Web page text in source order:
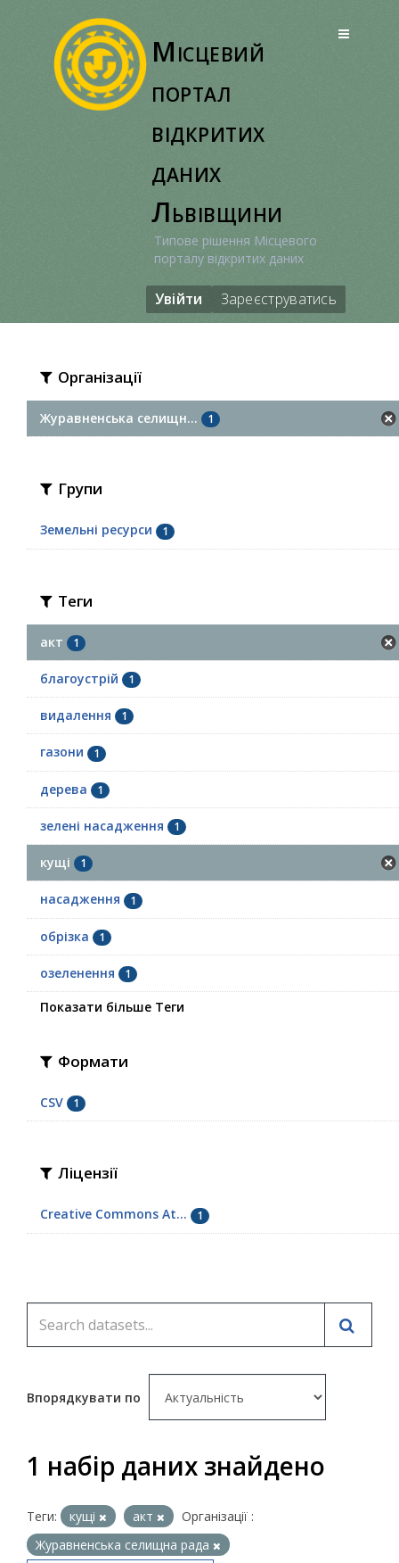
Місцевий
портал
відкритих
даних
Львівщини
Типове рішення Місцевого
порталу відкритих даних
Увійти Зареєструватись
Організації
Журавненська селищн... 1
Групи
Земельні ресурси 1
Теги
акт 1
благоустрій 1
видалення 1
газони 1
дерева 1
зелені насадження 1
кущі 1
насадження 1
обрізка 1
озеленення 1
Показати більше Теги
Формати
CSV 1
Ліцензії
Creative Commons At... 1
Впорядкувати по
1 набір даних знайдено
Теги: кущі акт
Організації :
Журавненська селищна рада